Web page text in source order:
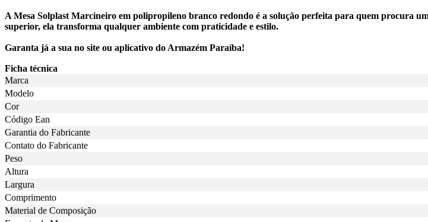
A Mesa Solplast Marcineiro em polipropileno branco redondo é a solução perfeita para quem procura
superior, ela transforma qualquer ambiente com praticidade e estilo.
Garanta já a sua no site ou aplicativo do Armazém Paraíba!
Ficha técnica
Marca
Modelo
Cor
Código Ean
Garantia do Fabricante
Contato do Fabricante
Peso
Altura
Largura
Comprimento
Material de Composição